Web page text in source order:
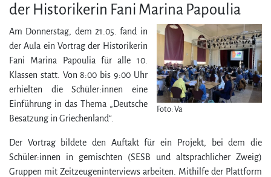
der Historikerin Fani Marina Papoulia
Foto: Va
Am Donnerstag, dem 21.05. fand in
der Aula ein Vortrag der Historikerin
Fani Marina Papoulia für alle 10.
Klassen statt. Von 8:00 bis 9:00 Uhr
erhielten die Schüler:innen eine
Einführung in das Thema „Deutsche
Besatzung in Griechenland“.
Der Vortrag bildete den Auftakt für ein Projekt, bei dem die
Schüler:innen in gemischten (SESB und altsprach­licher Zweig)
Gruppen mit Zeitzeugeninterviews arbeiten. Mithilfe der Plattform